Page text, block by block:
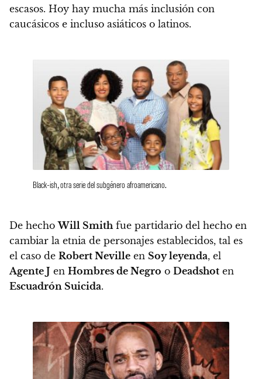
escasos. Hoy hay mucha más inclusión con
caucásicos e incluso asiáticos o latinos.
Black-ish, otra serie del subgénero afroamericano.
De hechoWill Smithfue partidario del hecho en
cambiar la etnia de personajes establecidos, tal es
el caso de Robert Neville en Soy leyenda, el
Agente J en Hombres de Negro o Deadshot en
Escuadrón Suicida.